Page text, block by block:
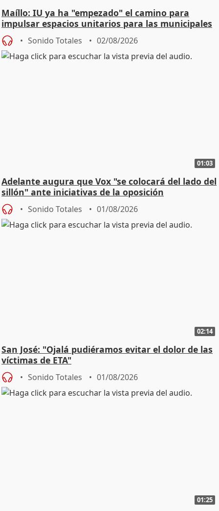
Maíllo: IU ya ha "empezado" el camino para
impulsar espacios unitarios para las municipales
Sonido Totales 02/08/2026
01:03
Adelante augura que Vox "se colocará del lado del
sillón" ante iniciativas de la oposición
Sonido Totales 01/08/2026
02:14
San José: "Ojalá pudiéramos evitar el dolor de las
víctimas de ETA"
Sonido Totales 01/08/2026
01:25